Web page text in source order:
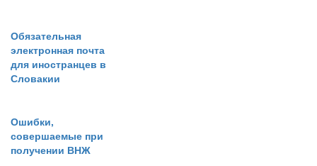
Обязательная
электронная почта
для иностранцев в
Словакии
Ошибки,
совершаемые при
получении ВНЖ